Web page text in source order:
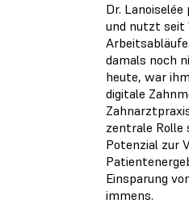
Dr.
und nutzt seit
damals noch
heute, war
digitale
zentrale Rolle
Potenzial zur
Einsparung
immens.